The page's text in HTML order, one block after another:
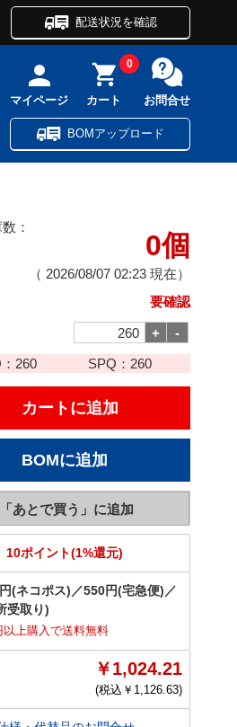
配送状況を確認
マイページ カート
0
お問合せ
BOMアップロード
：
0個
（ 2026/08/07 02:23 現在）
要確認
260 SPQ： 260
10ポイント(1%還元)
(ネコポス) ／550円(宅急便) ／
受取り)
以上購入で送料無料
￥1,024.21
(税込￥ 1,126.63)